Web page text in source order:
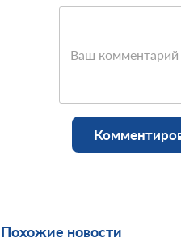
Ваш комментарий
Похожие новости